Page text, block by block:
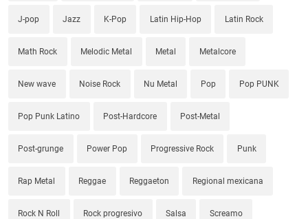
J-pop Jazz K-Pop Latin Hip-Hop Latin Rock
Math Rock Melodic Metal Metal Metalcore
New wave Noise Rock Nu Metal Pop Pop PUNK
Pop Punk Latino Post-Hardcore Post-Metal
Post-grunge Power Pop Progressive Rock Punk
Rap Metal Reggae Reggaeton Regional mexicana
Rock N Roll Rock progresivo Salsa Screamo